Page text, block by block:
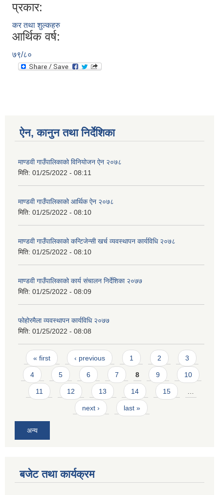
प्रकार:
कर तथा शुल्कहरु
आर्थिक वर्ष:
७९/८०
ऐन, कानुन तथा निर्देशिका
माण्डवी गाउँपालिकाको विनियोजन ऐन २०७८
मिति: 01/25/2022 - 08:11
माण्डवी गाउँपालिकाको आर्थिक ऐन २०७८
मिति: 01/25/2022 - 08:10
माण्डवी गाउँपालिकाको कन्टिजेन्सी खर्च व्यवस्थापन कार्यविधि २०७८
मिति: 01/25/2022 - 08:10
माण्डवी गाउँपालिकाको कार्य संचालन निर्देशिका २०७७
मिति: 01/25/2022 - 08:09
फोहोरमैला व्यवस्थापन कार्यविधि २०७७
मिति: 01/25/2022 - 08:08
Pages
« first ‹ previous 1 2 3
4 5 6 7 8 9 10
11 12 13 14 15
next › last »
अन्य
बजेट तथा कार्यक्रम